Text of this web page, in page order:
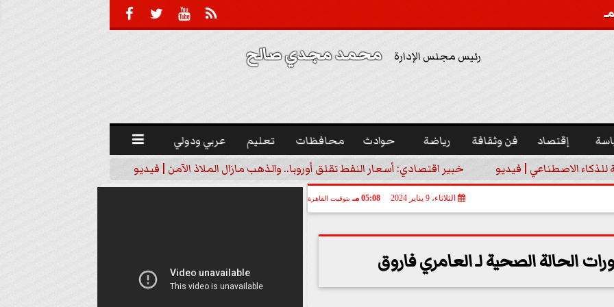
  

رئيس مجلس الإدارة محمد مجدي صالح
إقتصاد فن وثقافة رياضة حوادث محافظات تعليم عربي ودولي 
للذكاء الاصطناعي | فيديو خبير اقتصادي: أسعار النفط تقلق أوروبا.. والذهب مازال الملاذ الآمن | فيديو
الثلاثاء، 9 يناير 2024 05:08 مـ بتوقيت القاهرة
الحالة الصحية لـ العامري فاروق